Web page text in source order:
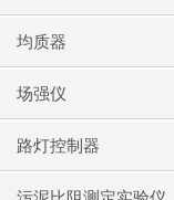
均质器
场强仪
路灯控制器